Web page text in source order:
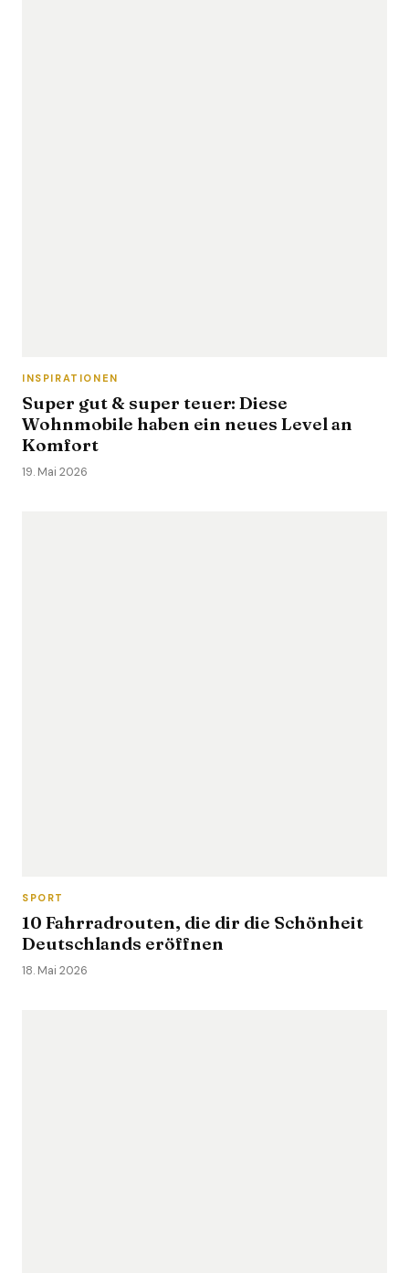
INSPIRATIONEN
Super gut & super teuer: Diese
Wohnmobile haben ein neues Level an
Komfort
19. Mai 2026
SPORT
10 Fahrradrouten, die dir die Schönheit
Deutschlands eröffnen
18. Mai 2026